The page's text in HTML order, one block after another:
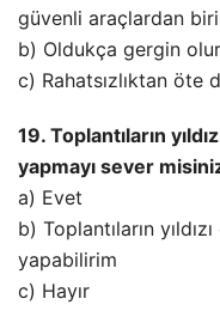
güvenli araçlardan biri
b) Oldukça gergin
c) Rahatsızlıktan öte
19. Toplantıların
yapmayı sever
a) Evet
b) Toplantıların
yapabilirim
c) Hayır